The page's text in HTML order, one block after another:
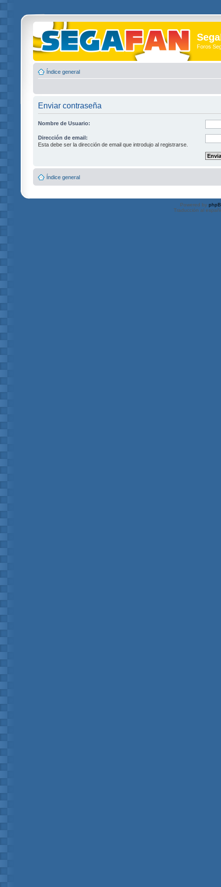
Foros
Índice general
Enviar contraseña
Nombre de Usuario:
Dirección de email:
Esta debe ser la dirección de email que introdujo al registrarse.
Índice general
Powered by
Traducción al